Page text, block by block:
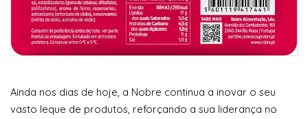
Ainda nos dias de hoje, a Nobre continua a inovar o seu
vasto leque de produtos, reforçando a sua liderança no